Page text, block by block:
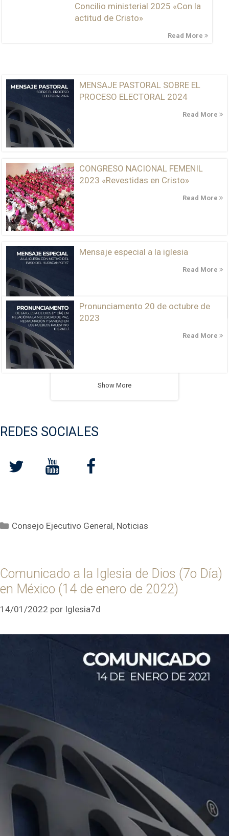
Concilio ministerial 2025 «Con la
actitud de Cristo»
Read More
MENSAJE PASTORAL SOBRE EL
PROCESO ELECTORAL 2024
Read More
CONGRESO NACIONAL FEMENIL
2023 «Revestidas en Cristo»
Read More
Mensaje especial a la iglesia
Read More
Pronunciamento 20 de octubre de
2023
Read More
Show More
REDES SOCIALES
Categorías
Consejo Ejecutivo General, Noticias
Comunicado a la Iglesia de Dios (7o Día)
en México (14 de enero de 2022)
14/01/2022 por Iglesia7d